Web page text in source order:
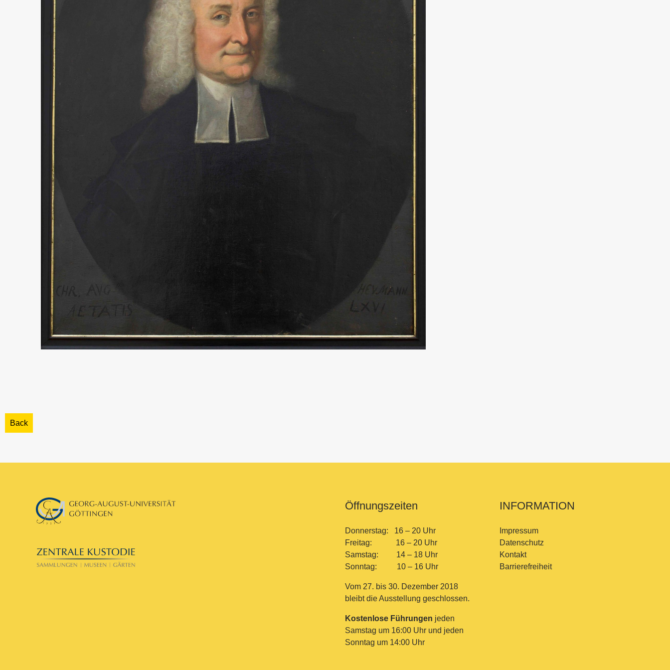
Öffnungszeiten
Donnerstag: 16 – 20 Uhr
Freitag: 16 – 20 Uhr
Samstag: 14 – 18 Uhr
Sonntag: 10 – 16 Uhr
Vom 27. bis 30. Dezember 2018
bleibt die Ausstellung geschlossen.
Kostenlose Führungen jeden
Samstag um 16:00 Uhr und jeden
Sonntag um 14:00 Uhr
INFORMATION
Impressum
Datenschutz
Kontakt
Barrierefreiheit